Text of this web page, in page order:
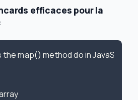
efficaces pour la
map() method do in JavaScript?